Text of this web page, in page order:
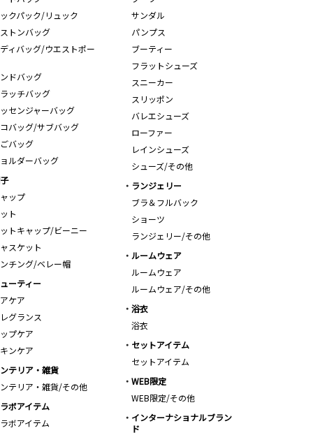
クパック/リュック
トンバッグ
ィバッグ/ウエストポー
ドバッグ
ッチバッグ
センジャーバッグ
バッグ/サブバッグ
バッグ
ルダーバッグ
サンダル
パンプス
ブーティー
フラットシューズ
スニーカー
スリッポン
バレエシューズ
ローファー
レインシューズ
シューズ/その他
ップ
ト
トキャップ/ビーニー
スケット
チング/ベレー帽
ランジェリー
ブラ＆フルバック
ショーツ
ランジェリー/その他
ルームウェア
ルームウェア
ルームウェア/その他
ーティー
ケア
グランス
プケア
ンケア
浴衣
浴衣
セットアイテム
セットアイテム
テリア・雑貨
テリア・雑貨/その他
WEB限定
WEB限定/その他
ボアイテム
ボアイテム
インターナショナルブラン
ド